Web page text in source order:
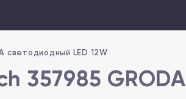
светодиодный LED 12W
357985 GRODA